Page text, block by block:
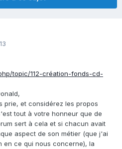
topic/112-création-fonds-cd-
prie, et considérez les propos
tout à votre honneur que de
sert à cela et si chacun avait
aspect de son métier (que j'ai
en ce qui nous concerne), la